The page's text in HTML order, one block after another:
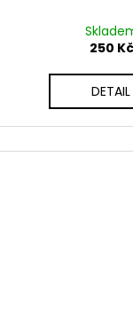
250 Kč
DETAIL